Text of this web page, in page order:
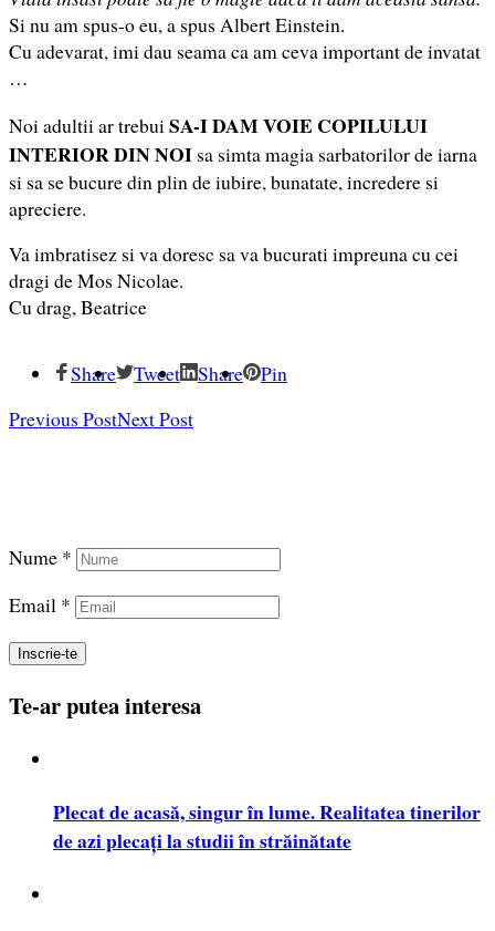
Si nu am spus-o eu, a spus Albert Einstein.
Cu adevarat, imi dau seama ca am ceva important de invatat
…
Noi adultii ar trebui SA-I DAM VOIE COPILULUI
INTERIOR DIN NOI sa simta magia sarbatorilor de iarna
si sa se bucure din plin de iubire, bunatate, incredere si
apreciere.
Va imbratisez si va doresc sa va bucurati impreuna cu cei
dragi de Mos Nicolae.
Cu drag, Beatrice
Share Tweet Share
Pin
Previous PostNext Post
Nume *
Email *
Te-ar putea interesa
Plecat de acasă, singur în lume. Realitatea tinerilor
de azi plecați la studii în străinătate